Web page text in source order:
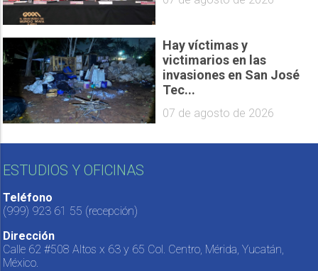
Hay víctimas y
victimarios en las
invasiones en San José
Tec...
07 de agosto de 2026
ESTUDIOS Y OFICINAS
Teléfono
(999) 923 61 55 (recepción)
Dirección
Calle 62 #508 Altos x 63 y 65 Col. Centro, Mérida, Yucatán,
México.